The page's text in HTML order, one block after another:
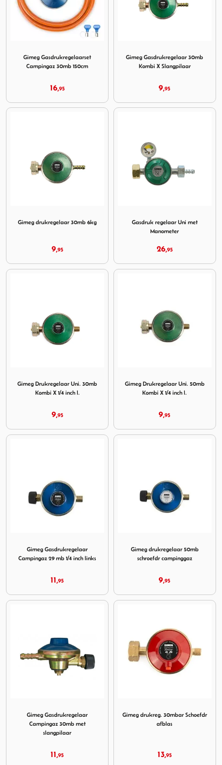
Gimeg Gasdrukregelaarset
Campingaz 30mb 150cm
16,95
Gimeg Gasdrukregelaar 30mb
Kombi X Slangpilaar
9,95
Gimeg drukregelaar 30mb 6kg
9,95
Gasdruk regelaar Uni met
Manometer
26,95
Gimeg Drukregelaar Uni. 30mb
Kombi X 1/4 inch l.
9,95
Gimeg Drukregelaar Uni. 50mb
Kombi X 1/4 inch l.
9,95
Gimeg Gasdrukregelaar
Campingaz 29 mb 1/4 inch links
11,95
Gimeg drukregelaar 50mb
schroefdr campinggaz
9,95
Gimeg Gasdrukregelaar
Campingaz 30mb met
slangpilaar
11,95
Gimeg drukreg. 30mbar Schoefdr
afblas
13,95